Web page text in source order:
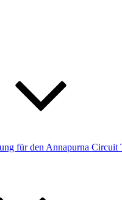
für den Annapurna Circuit